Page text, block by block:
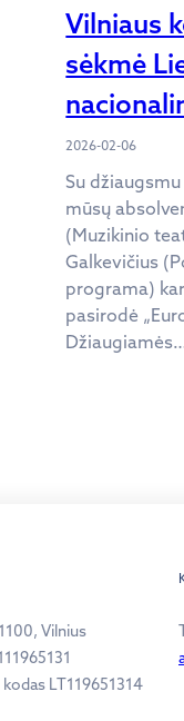
Vilniaus
sėkmė
2026-02-06
Su
mūsų
(Muzikinio
Galkevičius
programa)
pasirodė
Vilnius
LT119651314